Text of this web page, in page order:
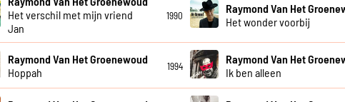
Het verschil met mijn vriend
Jan
1990
Raymond Van Het
Het wonder voorbij
Raymond Van Het Groenewoud
Hoppah
1994
Raymond Van Het
Ik ben alleen